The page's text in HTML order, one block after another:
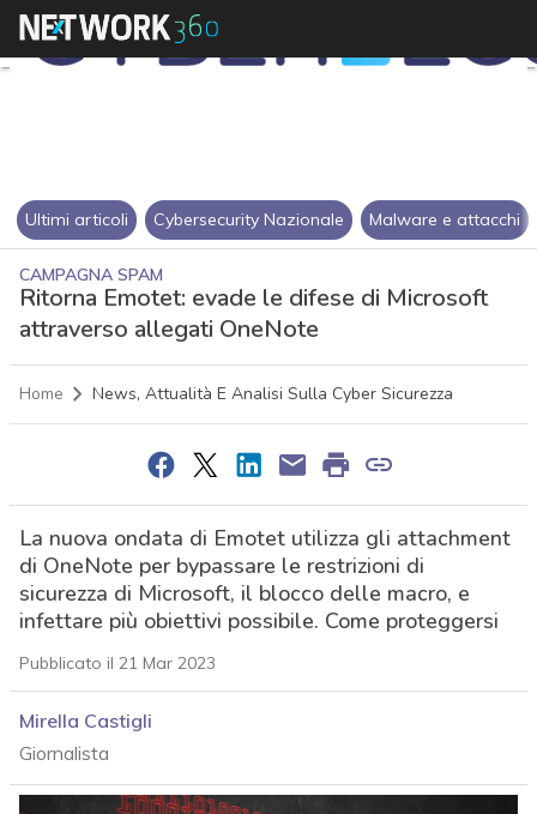
Ultimi articoli Cybersecurity Nazionale Malware e attacchi
CAMPAGNA SPAM
Ritorna Emotet: evade le difese di Microsoft
attraverso allegati OneNote
Home News, Attualità E Analisi Sulla Cyber Sicurezza
La nuova ondata di Emotet utilizza gli attachment
di OneNote per bypassare le restrizioni di
sicurezza di Microsoft, il blocco delle macro, e
infettare più obiettivi possibile. Come proteggersi
Pubblicato il 21 Mar 2023
Mirella Castigli
Giornalista